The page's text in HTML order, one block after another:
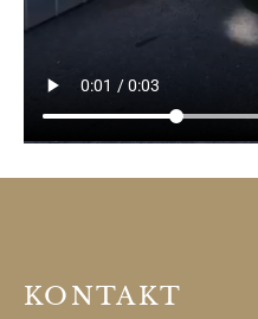
KONTAKT